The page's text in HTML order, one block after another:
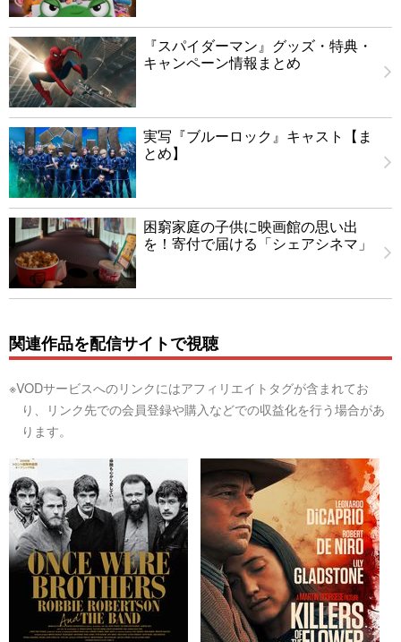
『スパイダーマン』グッズ・特典・
キャンペーン情報まとめ
実写『ブルーロック』キャスト【ま
とめ】
困窮家庭の子供に映画館の思い出
を！寄付で届ける「シェアシネマ」
関連作品を配信サイトで視聴
※VODサービスへのリンクにはアフィリエイトタグが含まれてお
り、リンク先での会員登録や購入などでの収益化を行う場合があ
ります。